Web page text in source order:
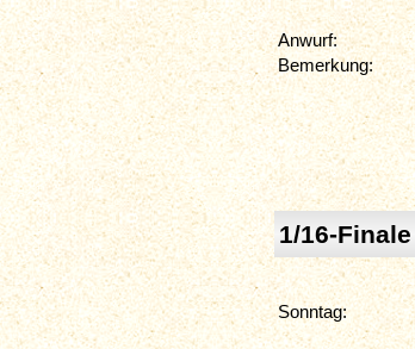
Anwurf:
Bemerkung:
1/16-Finale
Sonntag: